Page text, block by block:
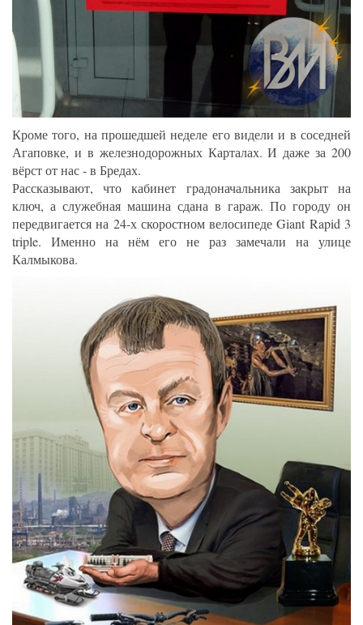
Кроме того, на прошедшей неделе его видели и в соседней
Агаповке, и в железнодорожных Карталах. И даже за 200
вёрст от нас - в Бредах.
Рассказывают, что кабинет градоначальника закрыт на
ключ, а служебная машина сдана в гараж. По городу он
передвигается на 24-х скоростном велосипеде Giant Rapid 3
triple. Именно на нём его не раз замечали на улице
Калмыкова.